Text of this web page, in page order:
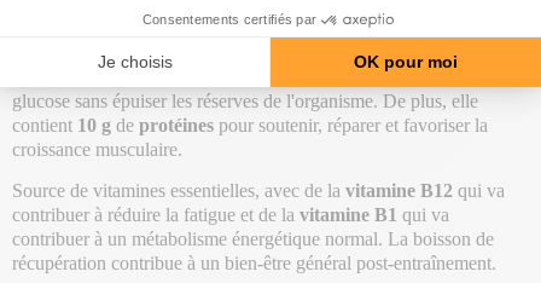
pendant l'effort et de compenser les pertes en eau et en minéraux.
Cette boisson est formulée de façon efficace, avec une source de
par portion, afin de maintenir les niveaux de
glucose sans épuiser les réserves de l'organisme. De plus, elle
contient 10 g de protéines pour soutenir, réparer et favoriser la
croissance musculaire.
Source de vitamines essentielles, avec de la vitamine B12 qui va
contribuer à réduire la fatigue et de la vitamine B1 qui va
contribuer à un métabolisme énergétique normal. La boisson de
récupération contribue à un bien-être général post-entraînement.